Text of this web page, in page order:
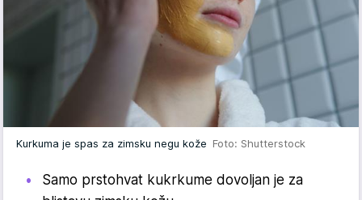
Kurkuma je spas za zimsku negu kože Foto: Shutterstock
Samo prstohvat kukrkume dovoljan je za